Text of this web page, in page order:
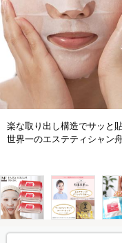
楽な取り出し構造でサッと
世界一のエステティシャン